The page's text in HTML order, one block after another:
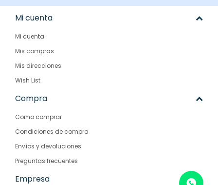
Mi cuenta
Mi cuenta
Mis compras
Mis direcciones
Wish List
Compra
Como comprar
Condiciones de compra
Envíos y devoluciones
Preguntas frecuentes
Empresa